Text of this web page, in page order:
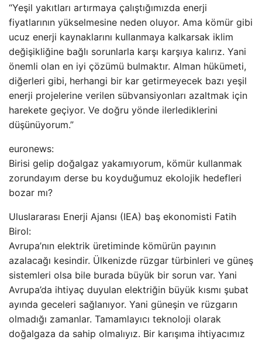
“Yeşil yakıtları artırmaya çalıştığımızda enerji
fiyatlarının yükselmesine neden oluyor. Ama kömür gibi
ucuz enerji kaynaklarını kullanmaya kalkarsak iklim
değişikliğine bağlı sorunlarla karşı karşıya kalırız. Yani
önemli olan en iyi çözümü bulmaktır. Alman hükümeti,
diğerleri gibi, herhangi bir kar getirmeyecek bazı yeşil
enerji projelerine verilen sübvansiyonları azaltmak için
harekete geçiyor. Ve doğru yönde ilerlediklerini
düşünüyorum.”
euronews:
Birisi gelip doğalgaz yakamıyorum, kömür kullanmak
zorundayım derse bu koyduğumuz ekolojik hedefleri
bozar mı?
Uluslararası Enerji Ajansı (IEA) baş ekonomisti Fatih
Birol:
Avrupa’nın elektrik üretiminde kömürün payının
azalacağı kesindir. Ülkenizde rüzgar türbinleri ve güneş
sistemleri olsa bile burada büyük bir sorun var. Yani
Avrupa’da ihtiyaç duyulan elektriğin büyük kısmı şubat
ayında geceleri sağlanıyor. Yani güneşin ve rüzgarın
olmadığı zamanlar. Tamamlayıcı teknoloji olarak
doğalgaza da sahip olmalıyız. Bir karışıma ihtiyacımız